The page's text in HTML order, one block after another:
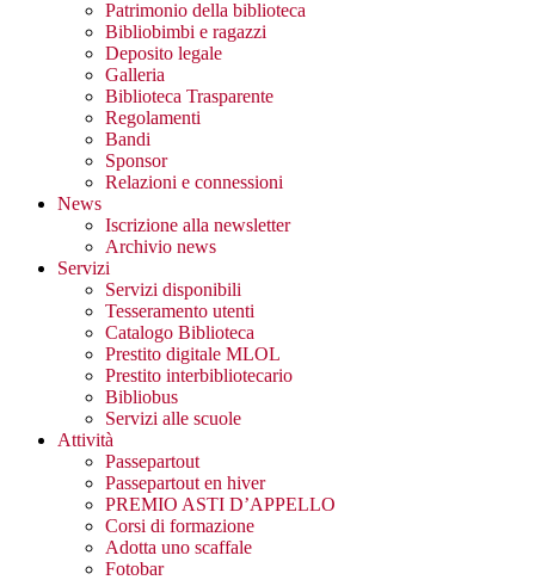
Patrimonio della biblioteca
Bibliobimbi e ragazzi
Deposito legale
Galleria
Biblioteca Trasparente
Regolamenti
Bandi
Sponsor
Relazioni e connessioni
News
Iscrizione alla newsletter
Archivio news
Servizi
Servizi disponibili
Tesseramento utenti
Catalogo Biblioteca
Prestito digitale MLOL
Prestito interbibliotecario
Bibliobus
Servizi alle scuole
Attività
Passepartout
Passepartout en hiver
PREMIO ASTI D’APPELLO
Corsi di formazione
Adotta uno scaffale
Fotobar